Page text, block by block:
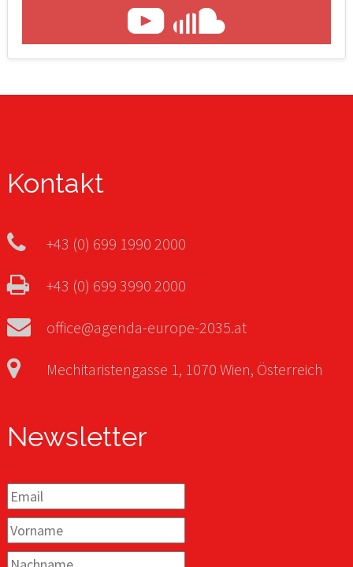
Kontakt
+43 (0) 699 1990 2000
+43 (0) 699 3990 2000
office@agenda-europe-2035.at
Mechitaristengasse 1, 1070 Wien, Österreich
Newsletter